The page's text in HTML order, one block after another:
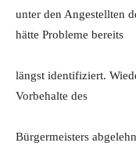
unter den Angestellten
hätte Probleme bereits
längst identifiziert.
Vorbehalte des
Bürgermeisters